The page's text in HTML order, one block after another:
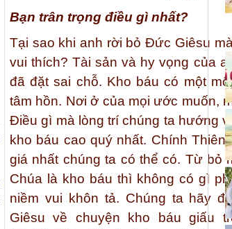
Bạn trân trọng điều gì nhất?
Tại sao khi anh rời bỏ Đức Giêsu
vui thích? Tài sản và hy vọng của
đã đặt sai chỗ. Kho báu có một
tâm hồn. Nơi ở của mọi ước muốn,
Điều gì mà lòng trí chúng ta hướng
kho báu cao quý nhất. Chính
giá nhất chúng ta có thể có. Từ bỏ
Chúa là kho báu thì không có gì
niềm vui khôn tả. Chúng ta hãy
Giêsu về chuyện kho báu giấu